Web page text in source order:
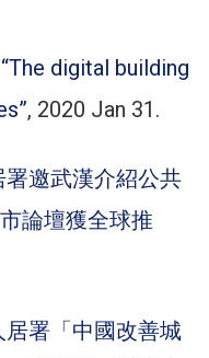
“The digital building
, 2020 Jan 31.
邀武漢介紹公共
論壇獲全球推
居署「中國改善城